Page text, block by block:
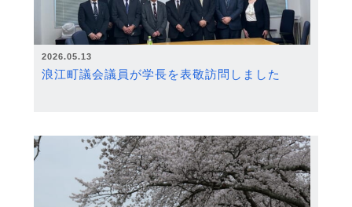
2026.05.13
浪江町議会議員が学長を表敬訪問しました